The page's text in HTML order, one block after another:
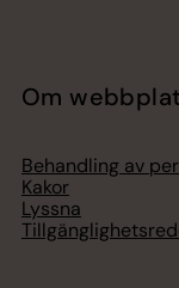
Om
Behandling av
Kakor
Lyssna